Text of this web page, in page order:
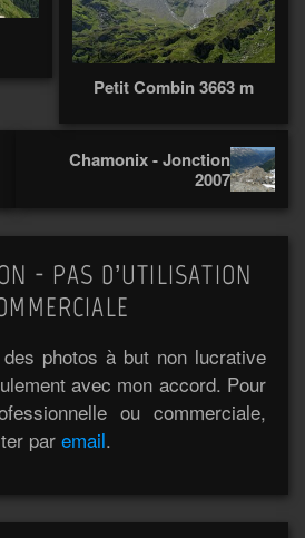
Petit Combin 3663 m
Chamonix - Jonction
2007
- PAS D’UTILISATION
photos à but non lucrative
avec mon accord. Pour
ou commerciale,
par email.